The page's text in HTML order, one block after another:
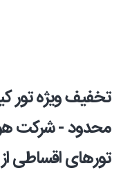
محدود - شرکت
تورهای اقساطی